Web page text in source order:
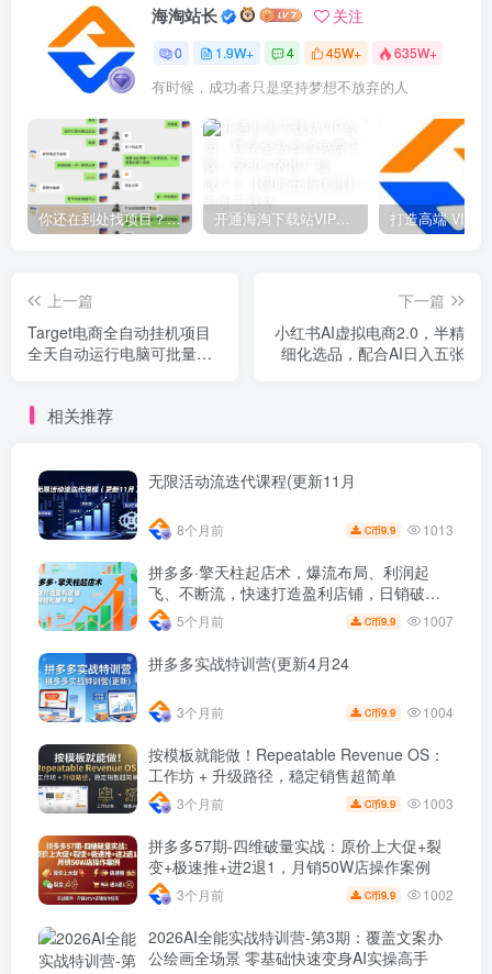
海淘站长 关注
0 1.9W+ 4 45W+ 635W+
有时候，成功者只是坚持梦想不放弃的人
你还在到处找项目？还在当韭菜？我靠网创资源站一个月收入5万+，曾经我也是个失败者。 开通海淘下载站VIP会员，尊享全站资源免费下载，享80%的推广提成！！【限时五折优惠】
上一篇
Target电商全自动挂机项目
全天自动运行电脑可批量
下一篇
小红书AI虚拟电商2.0，半精
细化选品，配合AI日入五张
相关推荐
无限活动流迭代课程(更新11月
8个月前 C币9.9 1013
拼多多·擎天柱起店术，爆流布局、利润起
飞、不断流，快速打造盈利店铺，日销破千
单(更新5个月前 C币9.9 1007
拼多多实战特训营(更新4月24
3个月前 C币9.9 1004
按模板就能做！Repeatable Revenue OS：
工作坊 + 升级路径，稳定销售超简单
3个月前 C币9.9 1003
拼多多57期-四维破量实战：原价上大促+裂
变+极速推+进2退1，月销50W店操作案例
3个月前 C币9.9 1002
2026AI全能实战特训营-第3期：覆盖文案办
公绘画全场景 零基础快速变身AI实操高手